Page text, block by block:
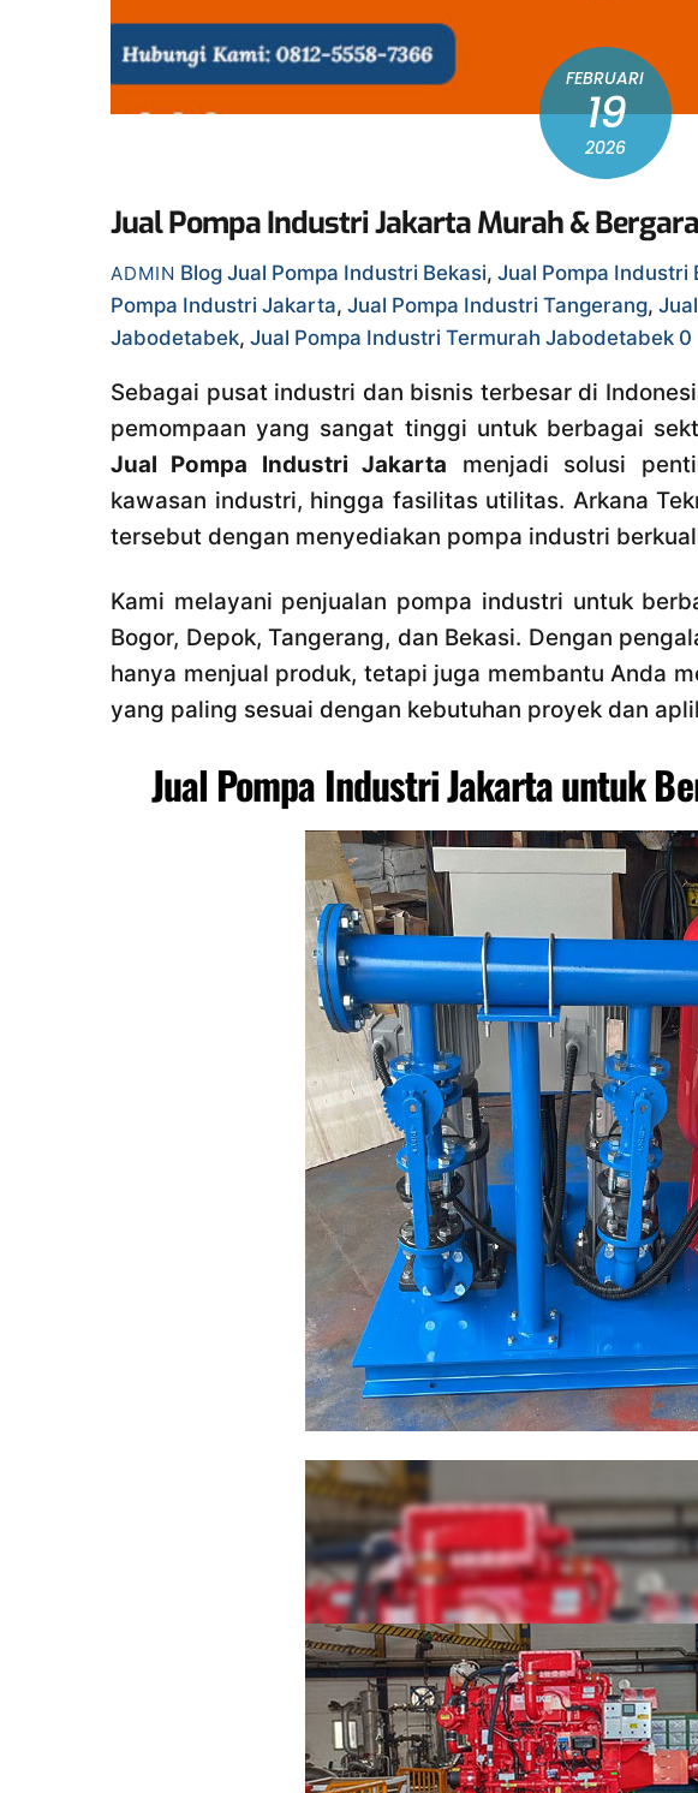
FEBRUARI
19
2026
Jual Pompa Industri Jakarta Murah &
ADMIN Blog Jual Pompa Industri Bekasi, Jual Pompa Industri
Pompa Industri Jakarta, Jual Pompa Industri Tangerang,
Jabodetabek, Jual Pompa Industri Termurah Jabodetabek 0
Sebagai pusat industri dan bisnis terbesar di
pemompaan yang sangat tinggi untuk berbagai
Jual Pompa Industri Jakarta menjadi solusi
kawasan industri, hingga fasilitas utilitas. Arkana
tersebut dengan menyediakan pompa industri
Kami melayani penjualan pompa industri untuk
Bogor, Depok, Tangerang, dan Bekasi. Dengan
hanya menjual produk, tetapi juga membantu Anda
yang paling sesuai dengan kebutuhan proyek dan
Jual Pompa Industri Jakarta untuk